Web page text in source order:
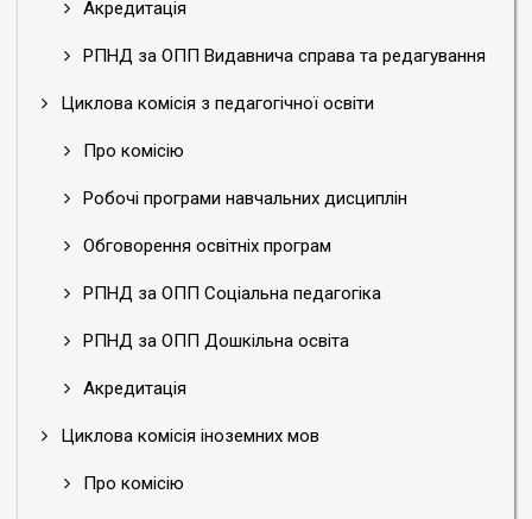
Акредитація
РПНД за ОПП Видавнича справа та редагування
Циклова комісія з педагогічної освіти
Про комісію
Робочі програми навчальних дисциплін
Обговорення освітніх програм
РПНД за ОПП Соціальна педагогіка
РПНД за ОПП Дошкільна освіта
Акредитація
Циклова комісія іноземних мов
Про комісію